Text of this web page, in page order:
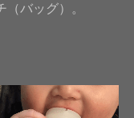
（バッグ）。